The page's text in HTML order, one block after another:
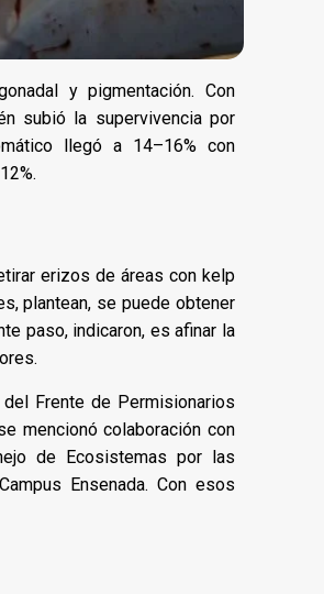
y pigmentación. Con
subió la supervivencia por
llegó a 14–16% con
erizos de áreas con kelp
plantean, se puede obtener
paso, indicaron, es afinar la
Frente de Permisionarios
mencionó colaboración con
de Ecosistemas por las
Ensenada. Con esos